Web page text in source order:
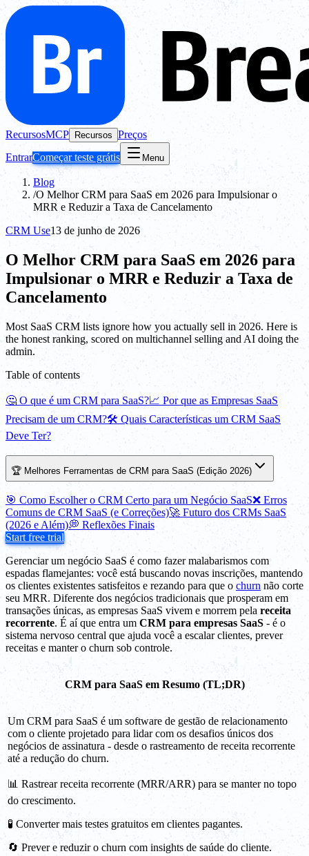
RecursosMCP Recursos Preços
EntrarComeçar teste grátis Menu
Blog
/O Melhor CRM para SaaS em 2026 para Impulsionar o
MRR e Reduzir a Taxa de Cancelamento
CRM Use13 de junho de 2026
O Melhor CRM para SaaS em 2026 para
Impulsionar o MRR e Reduzir a Taxa de
Cancelamento
Most SaaS CRM lists ignore how you actually sell in 2026. Here is
the honest ranking, scored on multichannel selling and AI doing the
admin.
Table of contents
🤔 O que é um CRM para SaaS?📈 Por que as Empresas SaaS
Precisam de um CRM?🛠️ Quais Características um CRM SaaS
Deve Ter?
🏆 Melhores Ferramentas de CRM para SaaS (Edição 2026)
🎯 Como Escolher o CRM Certo para um Negócio SaaS❌ Erros
Comuns de CRM SaaS (e Correções)🚀 Futuro dos CRMs SaaS
(2026 e Além)💭 Reflexões Finais
Start free trial
Gerenciar um negócio SaaS é como fazer malabarismos com
espadas flamejantes: você está buscando novas inscrições, mantendo
os clientes existentes satisfeitos e rezando para que o churn não corte
seu MRR. Diferente dos negócios tradicionais que prosperam em
transações únicas, as empresas SaaS vivem e morrem pela receita
recorrente. É aí que entra um CRM para empresas SaaS - é o
sistema nervoso central que ajuda você a escalar clientes, prever
receitas e manter o churn sob controle.
CRM para SaaS em Resumo (TL;DR)
Um CRM para SaaS é um software de gestão de relacionamento
com o cliente projetado para lidar com os desafios únicos dos
negócios de assinatura - desde o rastreamento de receita recorrente
até a redução do churn.
📊 Rastrear receita recorrente (MRR/ARR) para se manter no topo
do crescimento.
🧪 Converter mais testes gratuitos em clientes pagantes.
🔄 Prever e reduzir o churn com insights de saúde do cliente.